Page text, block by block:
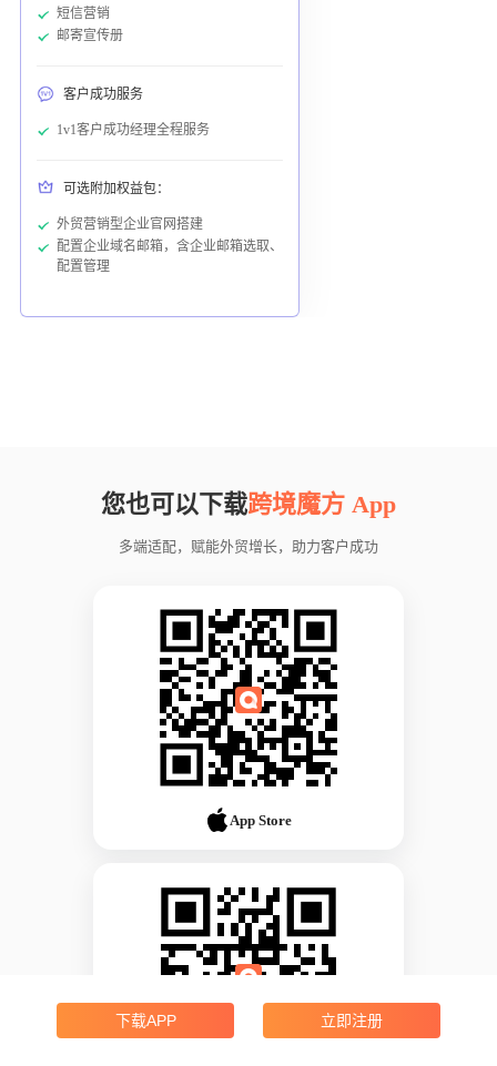
短信营销
邮寄宣传册
客户成功服务
1v1客户成功经理全程服务
可选附加权益包：
外贸营销型企业官网搭建
配置企业域名邮箱，含企业邮箱选取、
配置管理
您也可以下载跨境魔方 App
多端适配，赋能外贸增长，助力客户成功
App Store
下载APP 立即注册